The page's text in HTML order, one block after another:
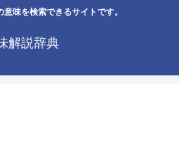
味を検索できるサイトです。
解説辞典